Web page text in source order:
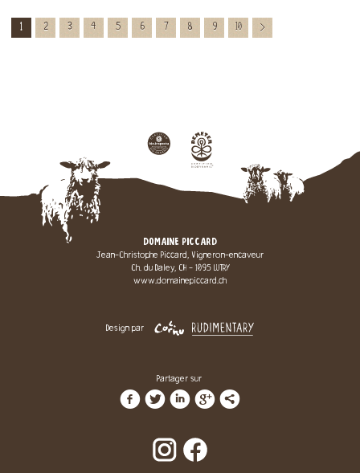
1 2 3 4 5 6 7 8 9 10 >
DOMAINE PICCARD
Jean-Christophe Piccard, Vigneron-encaveur
Ch. du Daley, CH - 1095 LUTRY
www.domainepiccard.ch
Design par
Partager sur
ftigl